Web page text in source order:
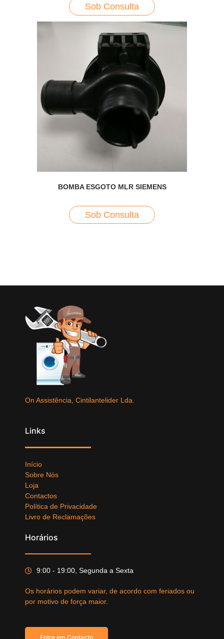
Sob Consulta
BOMBA ESGOTO MLR SIEMENS
Sob Consulta
On Assistência, Cintilantelider Lda.
Links
Início
Sobre Nós
Loja
Contactos
Política de Privacidade
Livro de Reclamações
Horários
9:00 - 19:00, Segunda a Sexta
Os horários podem variar, de acordo com feriados ou
por motivo de força maior.
Entre em Contacto